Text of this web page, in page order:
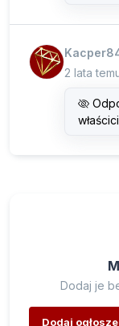
2 lata
Dodaj je
Dodaj